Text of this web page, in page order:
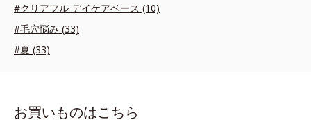
#クリアフル デイケアベース (10)
#毛穴悩み (33)
#夏 (33)
お買いものはこちら